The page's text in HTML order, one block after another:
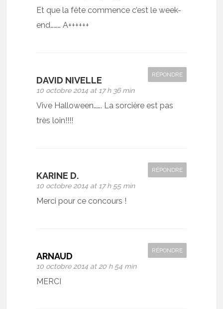
Et que la fête commence c’est le week-
end……… A++++++
DAVID NIVELLE
10 octobre 2014 at 17 h 36 min
RÉPONDRE
Vive Halloween……. La sorcière est pas
très loin!!!!
KARINE D.
10 octobre 2014 at 17 h 55 min
RÉPONDRE
Merci pour ce concours !
ARNAUD
10 octobre 2014 at 20 h 54 min
RÉPONDRE
MERCI